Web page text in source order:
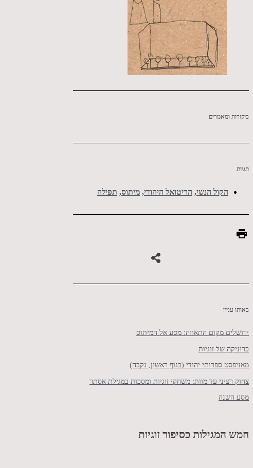
ביקורות ומאמרים
תגיות
הקול הנשי, הריטואל היהודי, מיתוס, תפילה
באותו עניין
ירושלים מקום התאווה: מסע אל המיתוס
כרוניקה של זוגיות
מאניפסט ספרותי יהודי (בגוף ראשון, נקבה)
צחוק רציני עד מוות: משחקי זוגיות ומסכות במגילת אסתר
מסע השנה
חמש המגילות כסיפור זוגיות